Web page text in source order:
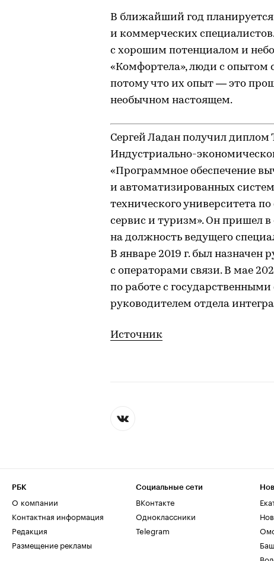
В ближайший год планируется
и коммерческих
с хорошим потенциалом и
«Комфортела», люди с опытом
потому что их опыт — это
необычном настоящем.
Сергей Ладан получил диплом
Индустриально-
«Программное обеспечение
и автоматизированных
технического университета
сервис и туризм». Он пришел в
на должность ведущего
В январе 2019 г. был назначен
с операторами связи. В мае
по работе с
руководителем отдела
Источник
РБК
О компании
Контактная информация
Редакция
Размещение рекламы
Социальные сети
ВКонтакте
Одноклассники
Telegram